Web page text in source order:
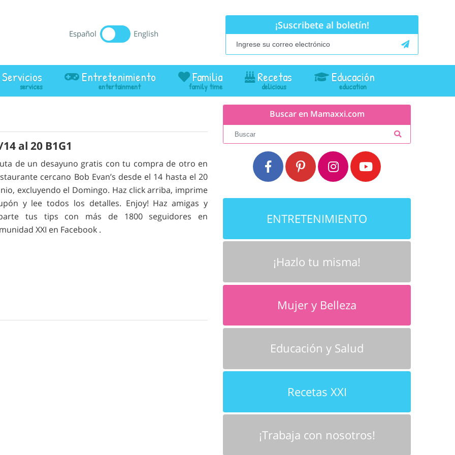
Español English
¡Suscribete al boletín!
Servicios Entretenimiento Familia Recetas Educación
al 20 B1G1
de un desayuno gratis con tu compra de otro en
cercano Bob Evan’s desde el 14 hasta el 20
excluyendo el Domingo. Haz click arriba, imprime
y lee todos los detalles. Enjoy! Haz amigas y
tus tips con más de 1800 seguidores en
XXI en Facebook .
Buscar en Mamaxxi.com
ENTRETENIMIENTO
¡Hazlo tu misma!
Mujer y Belleza
Educación y Salud
Recetas XXI
¡Trabaja con nosotros!